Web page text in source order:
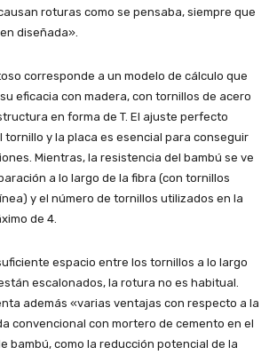
roturas como se pensaba, siempre que
diseñada».
corresponde a un modelo de cálculo que
eficacia con madera, con tornillos de acero
en forma de T. El ajuste perfecto
tornillo y la placa es esencial para conseguir
Mientras, la resistencia del bambú se ve
a lo largo de la fibra (con tornillos
y el número de tornillos utilizados en la
de 4.
espacio entre los tornillos a lo largo
escalonados, la rotura no es habitual.
además «varias ventajas con respecto a la
convencional con mortero de cemento en el
bambú, como la reducción potencial de la